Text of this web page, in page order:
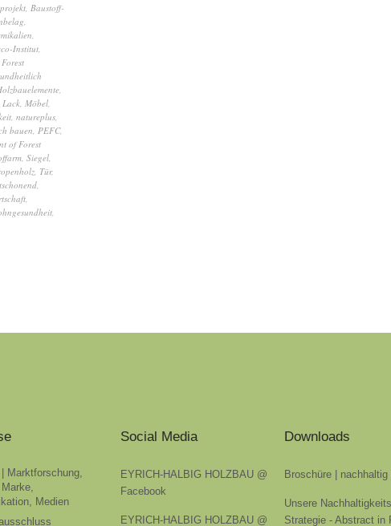
Baustoff-
Institut
Forest
Lack Möbel
natureplus
bauen PEFC,
of Forest
Siegel
Tür,
Marktforschung,
Medien
Social Media
EYRICH-HALBIG HOLZBAU @
Facebook
EYRICH-HALBIG HOLZBAU @
Downloads
Broschüre | nachhaltig
Unsere
Strategie - Abstract in